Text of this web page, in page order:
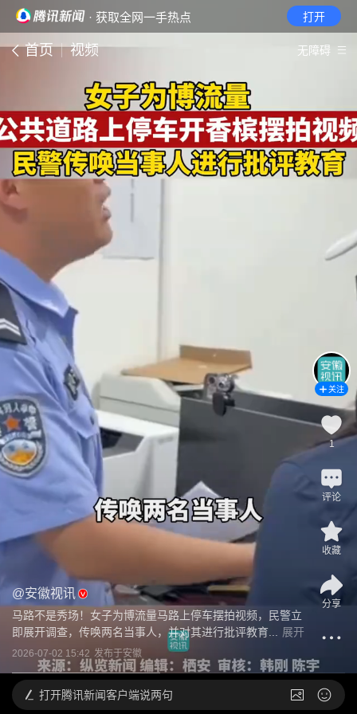
· 获取全网一手热点 打开
首页 视频 无障碍
@安徽视讯
马路不是秀场！女子为博流量马路上停车摆拍视频，民警立
即展开调查，传唤两名当事人，并对其进行批评教育...
展开
2026-07-02 15:42 发布于安徽
关注
1
评论
收藏
分享
打开腾讯新闻客户端说两句